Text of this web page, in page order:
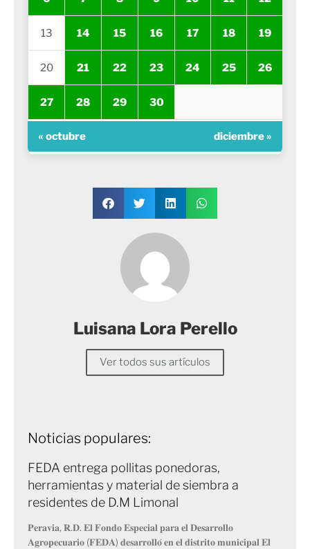
13 14 15 16 17 18 19
20 21 22 23 24 25 26
27 28 29 30
« octubre diciembre »
Luisana Lora Perello
Ver todos sus artículos
Noticias populares:
FEDA entrega pollitas ponedoras,
herramientas y material de siembra a
residentes de D.M Limonal
𝐏𝐞𝐫𝐚𝐯𝐢𝐚, 𝐑.𝐃. 𝐄𝐥 𝐅𝐨𝐧𝐝𝐨 𝐄𝐬𝐩𝐞𝐜𝐢𝐚𝐥 𝐩𝐚𝐫𝐚 𝐞𝐥 𝐃𝐞𝐬𝐚𝐫𝐫𝐨𝐥𝐥𝐨
𝐀𝐠𝐫𝐨𝐩𝐞𝐜𝐮𝐚𝐫𝐢𝐨 (𝐅𝐄𝐃𝐀) 𝐝𝐞𝐬𝐚𝐫𝐫𝐨𝐥𝐥𝐨́ 𝐞𝐧 𝐞𝐥 𝐝𝐢𝐬𝐭𝐫𝐢𝐭𝐨 𝐦𝐮𝐧𝐢𝐜𝐢𝐩𝐚𝐥 𝐄𝐥